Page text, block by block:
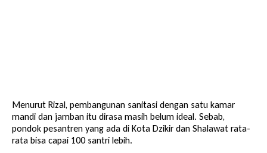
Menurut Rizal, pembangunan sanitasi dengan satu kamar
mandi dan jamban itu dirasa masih belum ideal. Sebab,
pondok pesantren yang ada di Kota Dzikir dan Shalawat rata-
rata bisa capai 100 santri lebih.